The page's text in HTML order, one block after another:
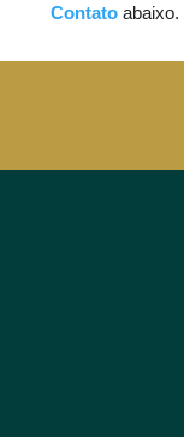
Contato abaixo.